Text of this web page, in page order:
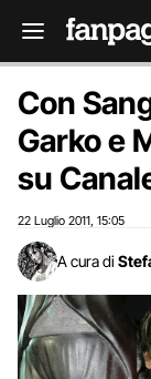
Con
Garko e
su
22 Luglio 2011 15:05
A cura di